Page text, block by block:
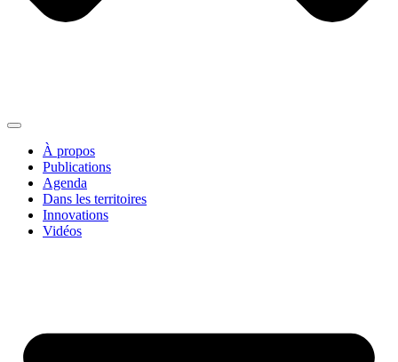
À propos
Publications
Agenda
Dans les territoires
Innovations
Vidéos